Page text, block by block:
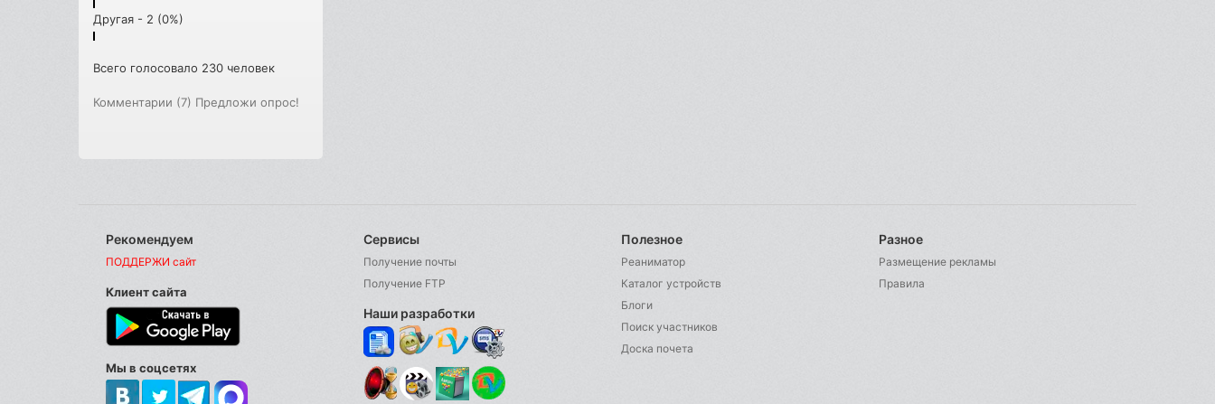
Другая - 2 (0%)
Всего голосовало 230 человек
Комментарии (7) Предложи опрос!
Рекомендуем
ПОДДЕРЖИ сайт
Клиент сайта
Мы в соцсетях
Сервисы
Получение почты
Получение FTP
Наши разработки
Полезное
Реаниматор
Каталог устройств
Блоги
Поиск участников
Доска почета
Разное
Размещение рекламы
Правила